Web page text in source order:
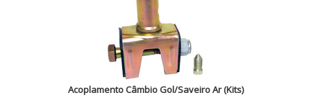
Acoplamento Câmbio Gol/Saveiro Ar (Kits)